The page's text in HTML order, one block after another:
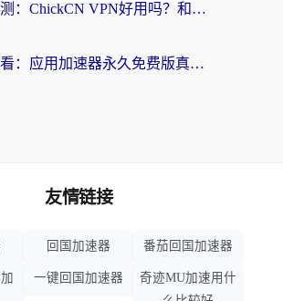
海外党实测：ChickCN VPN好用吗？和OurPlay VPN对比哪个回国效果更好？附避坑指南
海外党必看：应用加速器永久免费版真的靠谱吗？教你选对回国加速器无缝刷国内资源
友情链接
回国加速器 番茄回国加速器
一键回国加速器
奇迹MU加速用什